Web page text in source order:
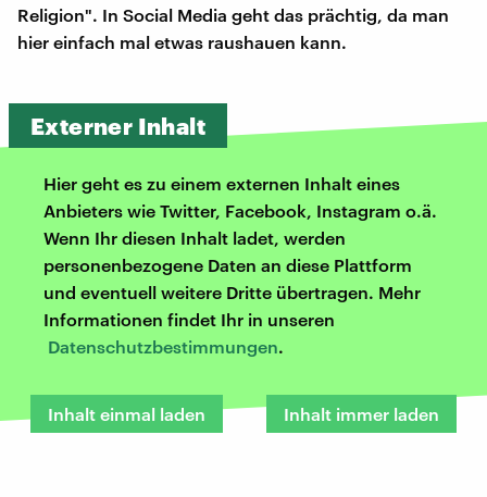
Religion". In Social Media geht das prächtig, da man
hier einfach mal etwas raushauen kann.
Externer Inhalt
Hier geht es zu einem externen Inhalt eines
Anbieters wie Twitter, Facebook, Instagram o.ä.
Wenn Ihr diesen Inhalt ladet, werden
personenbezogene Daten an diese Plattform
und eventuell weitere Dritte übertragen. Mehr
Informationen findet Ihr in unseren
Datenschutzbestimmungen.
Inhalt einmal laden Inhalt immer laden